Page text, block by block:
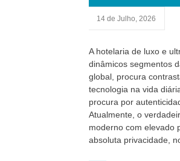
14 de Julho, 2026
A hotelaria de luxo e
dinâmicos segmentos
global, procura
tecnologia na vida
procura por
Atualmente, o
moderno com elevado
absoluta privacidade,